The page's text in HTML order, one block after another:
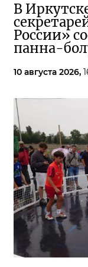
В
России»
панна-
10 августа 2026,